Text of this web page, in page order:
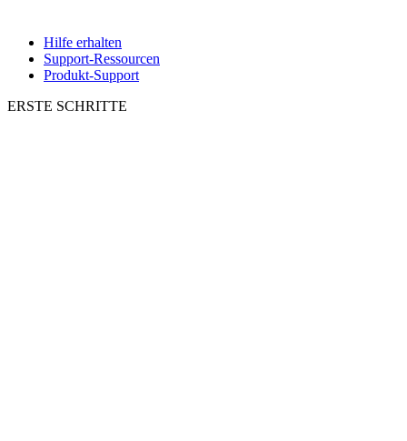
Hilfe erhalten
Support-Ressourcen
Produkt-Support
ERSTE SCHRITTE